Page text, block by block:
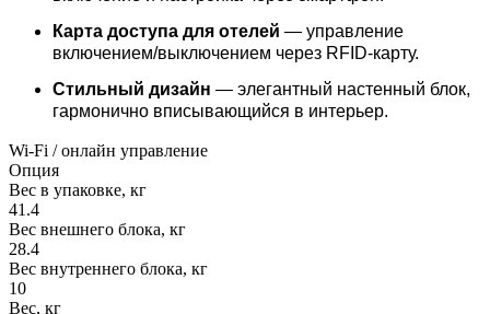
Карта доступа для отелей — управление
включением/выключением через RFID‑карту.
Стильный дизайн — элегантный настенный блок,
гармонично вписывающийся в интерьер.
Wi-Fi / онлайн управление
Опция
Вес в упаковке, кг
41.4
Вес внешнего блока, кг
28.4
Вес внутреннего блока, кг
10
Вес, кг